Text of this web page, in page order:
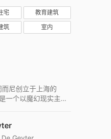
宅 教育建筑
筑 室内
尼创立于上海的
一个以魔幻现实主
式为基础，以上海性
计的原点，以建筑为